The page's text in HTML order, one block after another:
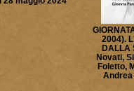
2004).
DALLA
Novati,
Foletto,
Andrea